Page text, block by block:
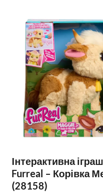
Інтерактивна
Furreal – Корівка
(28158)